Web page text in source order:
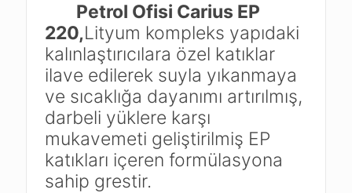
Petrol Ofisi Carius EP
220,Lityum kompleks yapıdaki
kalınlaştırıcılara özel katıklar
ilave edilerek suyla yıkanmaya
ve sıcaklığa dayanımı artırılmış,
darbeli yüklere karşı
mukavemeti geliştirilmiş EP
katıkları içeren formülasyona
sahip grestir.